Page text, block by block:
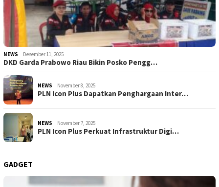
NEWS Desember 11, 2025
DKD Garda Prabowo Riau Bikin Posko Pengg…
NEWS November 8, 2025
PLN Icon Plus Dapatkan Penghargaan Inter…
NEWS November 7, 2025
PLN Icon Plus Perkuat Infrastruktur Digi…
GADGET